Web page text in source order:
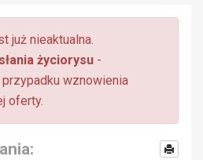
już nieaktualna.
życiorysu -
wznowienia
oferty.